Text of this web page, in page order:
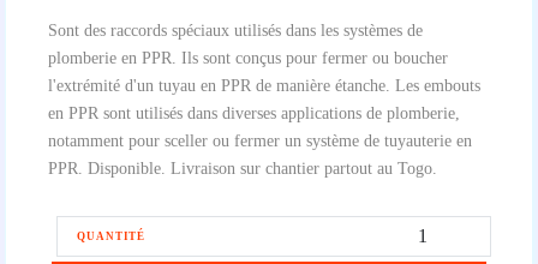
Sont des raccords spéciaux utilisés dans les systèmes de
plomberie en PPR. Ils sont conçus pour fermer ou boucher
l'extrémité d'un tuyau en PPR de manière étanche. Les embouts
en PPR sont utilisés dans diverses applications de plomberie,
notamment pour sceller ou fermer un système de tuyauterie en
PPR. Disponible. Livraison sur chantier partout au Togo.
QUANTITÉ